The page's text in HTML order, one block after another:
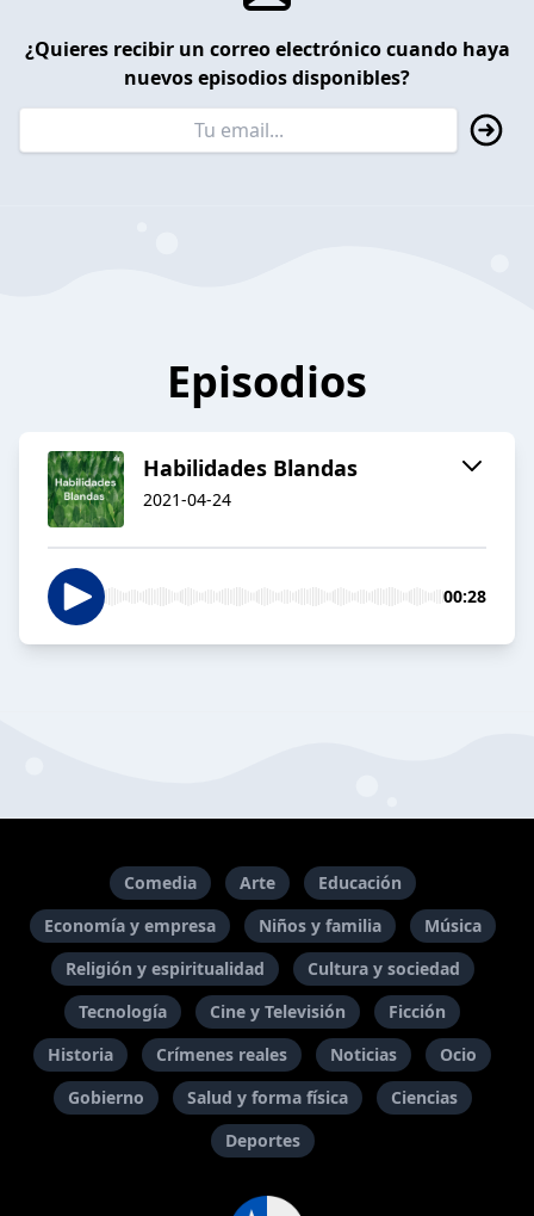
¿Quieres recibir un correo electrónico cuando haya
nuevos episodios disponibles?
Episodios
Habilidades Blandas
2021-04-24
00:28
Comedia Arte
Educación
Economía y empresa
Niños y familia
Música
Religión y espiritualidad
Cultura y sociedad
Tecnología
Cine y Televisión
Ficción
Historia
Crímenes reales Noticias
Ocio
Gobierno
Salud y forma física
Ciencias
Deportes